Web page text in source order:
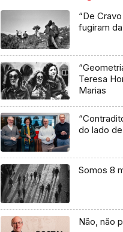
“De
fugiram
Teresa
Marias
do lado
Somos 8
Não, não